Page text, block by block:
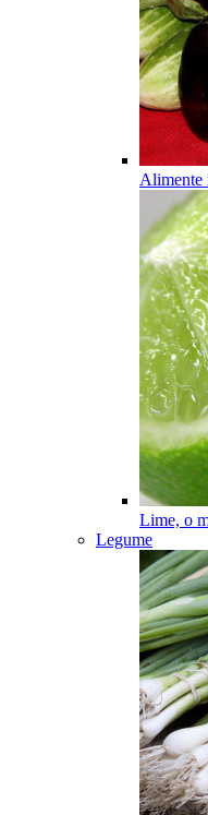
Alimente
Lime, o
Legume